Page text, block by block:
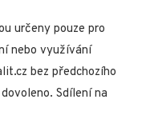
určeny pouze pro
nebo využívání
bez předchozího
Sdílení na